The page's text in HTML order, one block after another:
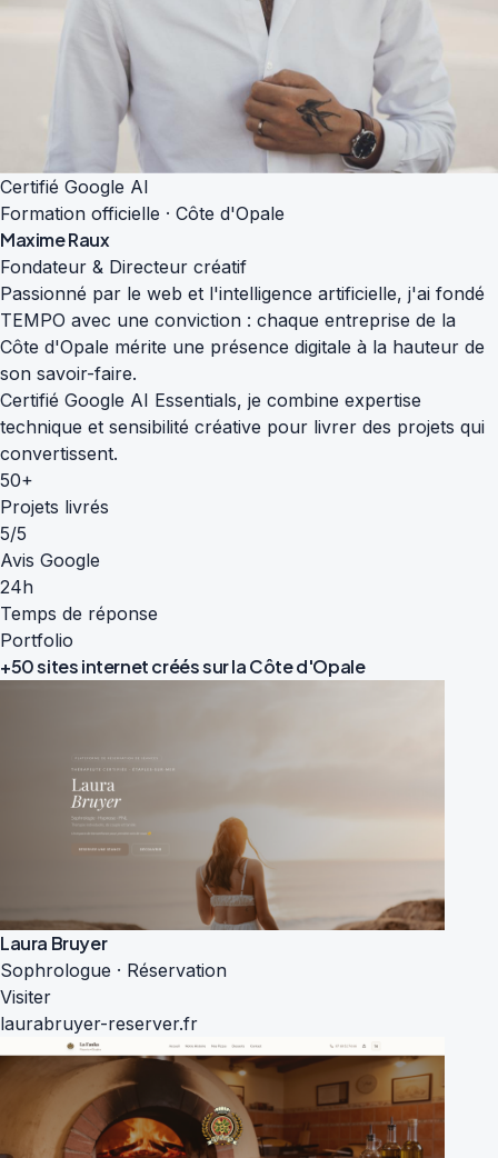
Certifié Google AI
Formation officielle · Côte d'Opale
Maxime Raux
Fondateur & Directeur créatif
Passionné par le web et l'intelligence artificielle, j'ai fondé
TEMPO avec une conviction : chaque entreprise de la
Côte d'Opale mérite une présence digitale à la hauteur de
son savoir-faire.
Certifié Google AI Essentials, je combine expertise
technique et sensibilité créative pour livrer des projets qui
convertissent.
50+
Projets livrés
5/5
Avis Google
24h
Temps de réponse
Portfolio
+50 sites internet créés sur laCôte d'Opale
Laura Bruyer
Sophrologue · Réservation
Visiter
laurabruyer-reserver.fr